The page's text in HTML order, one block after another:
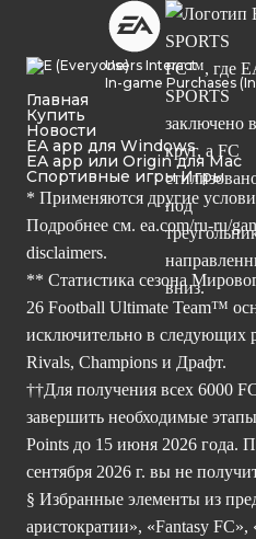
Users Interact
In-game Purchases
Главная
Купить
Новости
EA app для Windows
EA app или Origin для Mac
Спортивные игры Игры
* Применяются другие
Подробнее см. ea.com/ru-ru/
disclaimers.
** Статистика сезона
26 Football Ultimate Team™
исключительно в следующих
Rivals, Champions и Драфт.
††Для получения всех 6000
завершить необходимые
Points до 15 июня 2026 года.
сентября 2026 г. вы не
§ Избранные элементы из
аристократии», «Fantasy